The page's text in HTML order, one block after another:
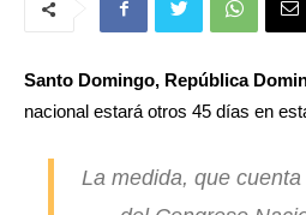
Santo Domingo, República
nacional estará otros 45 días en
La medida, que